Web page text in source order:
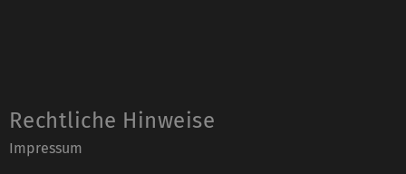
Rechtliche Hinweise
Impressum